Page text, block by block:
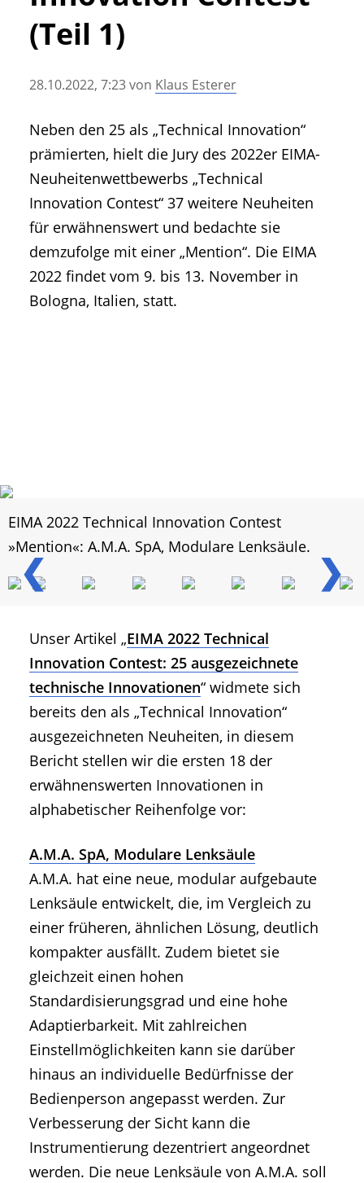
• Messen und Veranstaltungen
• Agritechnica Neuheiten Archiv
(Teil 1)
28.10.2022, 7:23von Klaus Esterer
Neben den 25 als „Technical Innovation“
prämierten, hielt die Jury des 2022er EIMA-
Neuheitenwettbewerbs „Technical
Innovation Contest“ 37 weitere Neuheiten
für erwähnenswert und bedachte sie
demzufolge mit einer „Mention“. Die EIMA
2022 findet vom 9. bis 13. November in
Bologna, Italien, statt.
❮ ❯
EIMA 2022 Technical Innovation Contest
»Mention«: A.M.A. SpA, Modulare Lenksäule.
Unser Artikel „EIMA 2022 Technical
Innovation Contest: 25 ausgezeichnete
technische Innovationen“ widmete sich
bereits den als „Technical Innovation“
ausgezeichneten Neuheiten, in diesem
Bericht stellen wir die ersten 18 der
erwähnenswerten Innovationen in
alphabetischer Reihenfolge vor:
A.M.A. SpA, Modulare Lenksäule
A.M.A. hat eine neue, modular aufgebaute
Lenksäule entwickelt, die, im Vergleich zu
einer früheren, ähnlichen Lösung, deutlich
kompakter ausfällt. Zudem bietet sie
gleichzeit einen hohen
Standardisierungsgrad und eine hohe
Adaptierbarkeit. Mit zahlreichen
Einstellmöglichkeiten kann sie darüber
hinaus an individuelle Bedürfnisse der
Bedienperson angepasst werden. Zur
Verbesserung der Sicht kann die
Instrumentierung dezentriert angeordnet
werden. Die neue Lenksäule von A.M.A. soll